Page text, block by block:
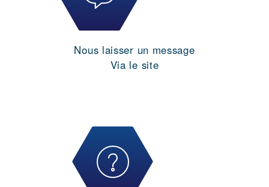
Nous laisser un message
Via le site